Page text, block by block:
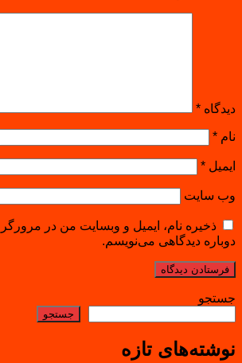
دیدگاه *
نام *
ایمیل *
وب‌ سایت
ذخیره نام، ایمیل و وبسایت من در
دوباره دیدگاهی می‌نویسم.
جستجو
جستجو
نوشته‌های تازه